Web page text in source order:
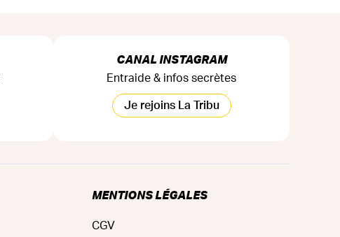
CANAL INSTAGRAM
Entraide & infos secrètes
Je rejoins La Tribu
MENTIONS LÉGALES
CGV